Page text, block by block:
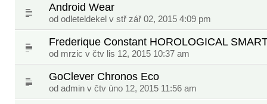
Android Wear
od odleteldekel v stř zář 02, 2015 4:09 pm
Frederique Constant HOROLOGICAL
od mrzic v čtv lis 12, 2015 10:37 am
GoClever Chronos Eco
od admin v čtv úno 12, 2015 11:56 am